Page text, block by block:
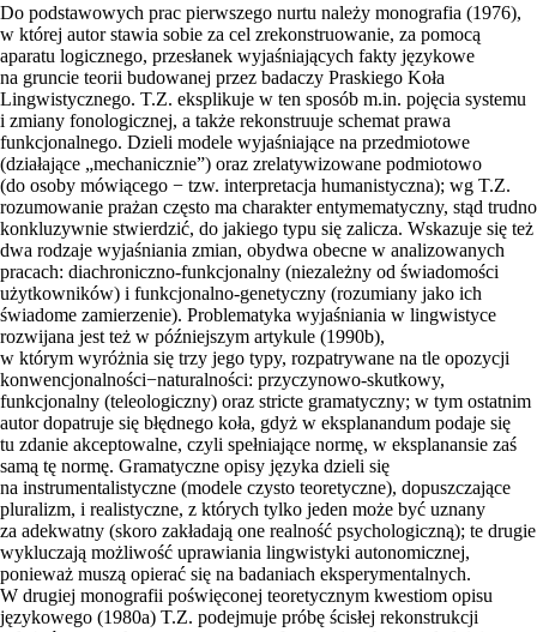
Do podstawowych prac pierwszego nurtu należy monografia (1976),
w której autor stawia sobie za cel zrekonstruowanie, za pomocą
aparatu logicznego, przesłanek wyjaśniających fakty językowe
na gruncie teorii budowanej przez badaczy Praskiego Koła
Lingwistycznego. T.Z. eksplikuje w ten sposób m.in. pojęcia systemu
i zmiany fonologicznej, a także rekonstruuje schemat prawa
funkcjonalnego. Dzieli modele wyjaśniające na przedmiotowe
(działające „mechanicznie”) oraz zrelatywizowane podmiotowo
(do osoby mówiącego − tzw. interpretacja humanistyczna); wg T.Z.
rozumowanie prażan często ma charakter entymematyczny, stąd trudno
konkluzywnie stwierdzić, do jakiego typu się zalicza. Wskazuje się też
dwa rodzaje wyjaśniania zmian, obydwa obecne w analizowanych
pracach: diachroniczno-funkcjonalny (niezależny od świadomości
użytkowników) i funkcjonalno-genetyczny (rozumiany jako ich
świadome zamierzenie). Problematyka wyjaśniania w lingwistyce
rozwijana jest też w późniejszym artykule (1990b),
w którym wyróżnia się trzy jego typy, rozpatrywane na tle opozycji
konwencjonalności−naturalności: przyczynowo-skutkowy,
funkcjonalny (teleologiczny) oraz stricte gramatyczny; w tym ostatnim
autor dopatruje się błędnego koła, gdyż w eksplanandum podaje się
tu zdanie akceptowalne, czyli spełniające normę, w eksplanansie zaś
samą tę normę. Gramatyczne opisy języka dzieli się
na instrumentalistyczne (modele czysto teoretyczne), dopuszczające
pluralizm, i realistyczne, z których tylko jeden może być uznany
za adekwatny (skoro zakładają one realność psychologiczną); te drugie
wykluczają możliwość uprawiania lingwistyki autonomicznej,
ponieważ muszą opierać się na badaniach eksperymentalnych.
W drugiej monografii poświęconej teoretycznym kwestiom opisu
językowego (1980a) T.Z. podejmuje próbę ścisłej rekonstrukcji